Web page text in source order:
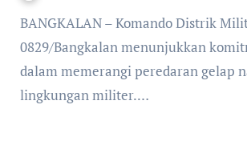
0829/Bangkalan menunjukkan
dalam memerangi peredaran gelap
lingkungan militer.…